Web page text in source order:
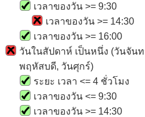
เวลาของวัน >= 9:30
เวลาของวัน >= 14:30
เวลาของวัน >= 16:00
วันในสัปดาห์ เป็นหนึ่ง (วันจัน
พฤหัสบดี, วันศุกร์)
ระยะ เวลา <= 4 ชั่วโมง
เวลาของวัน <= 9:30
เวลาของวัน >= 14:30